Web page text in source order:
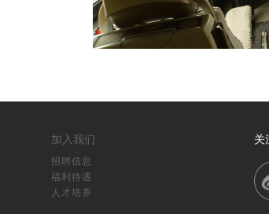
加入我们
招聘信息
福利待遇
人才培养
关